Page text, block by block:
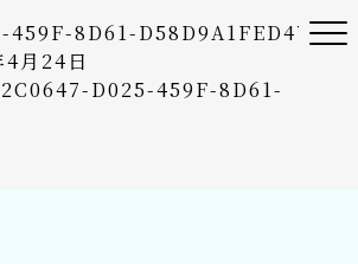
8D61-D58D9A1FED47
月24日
D025-459F-8D61-